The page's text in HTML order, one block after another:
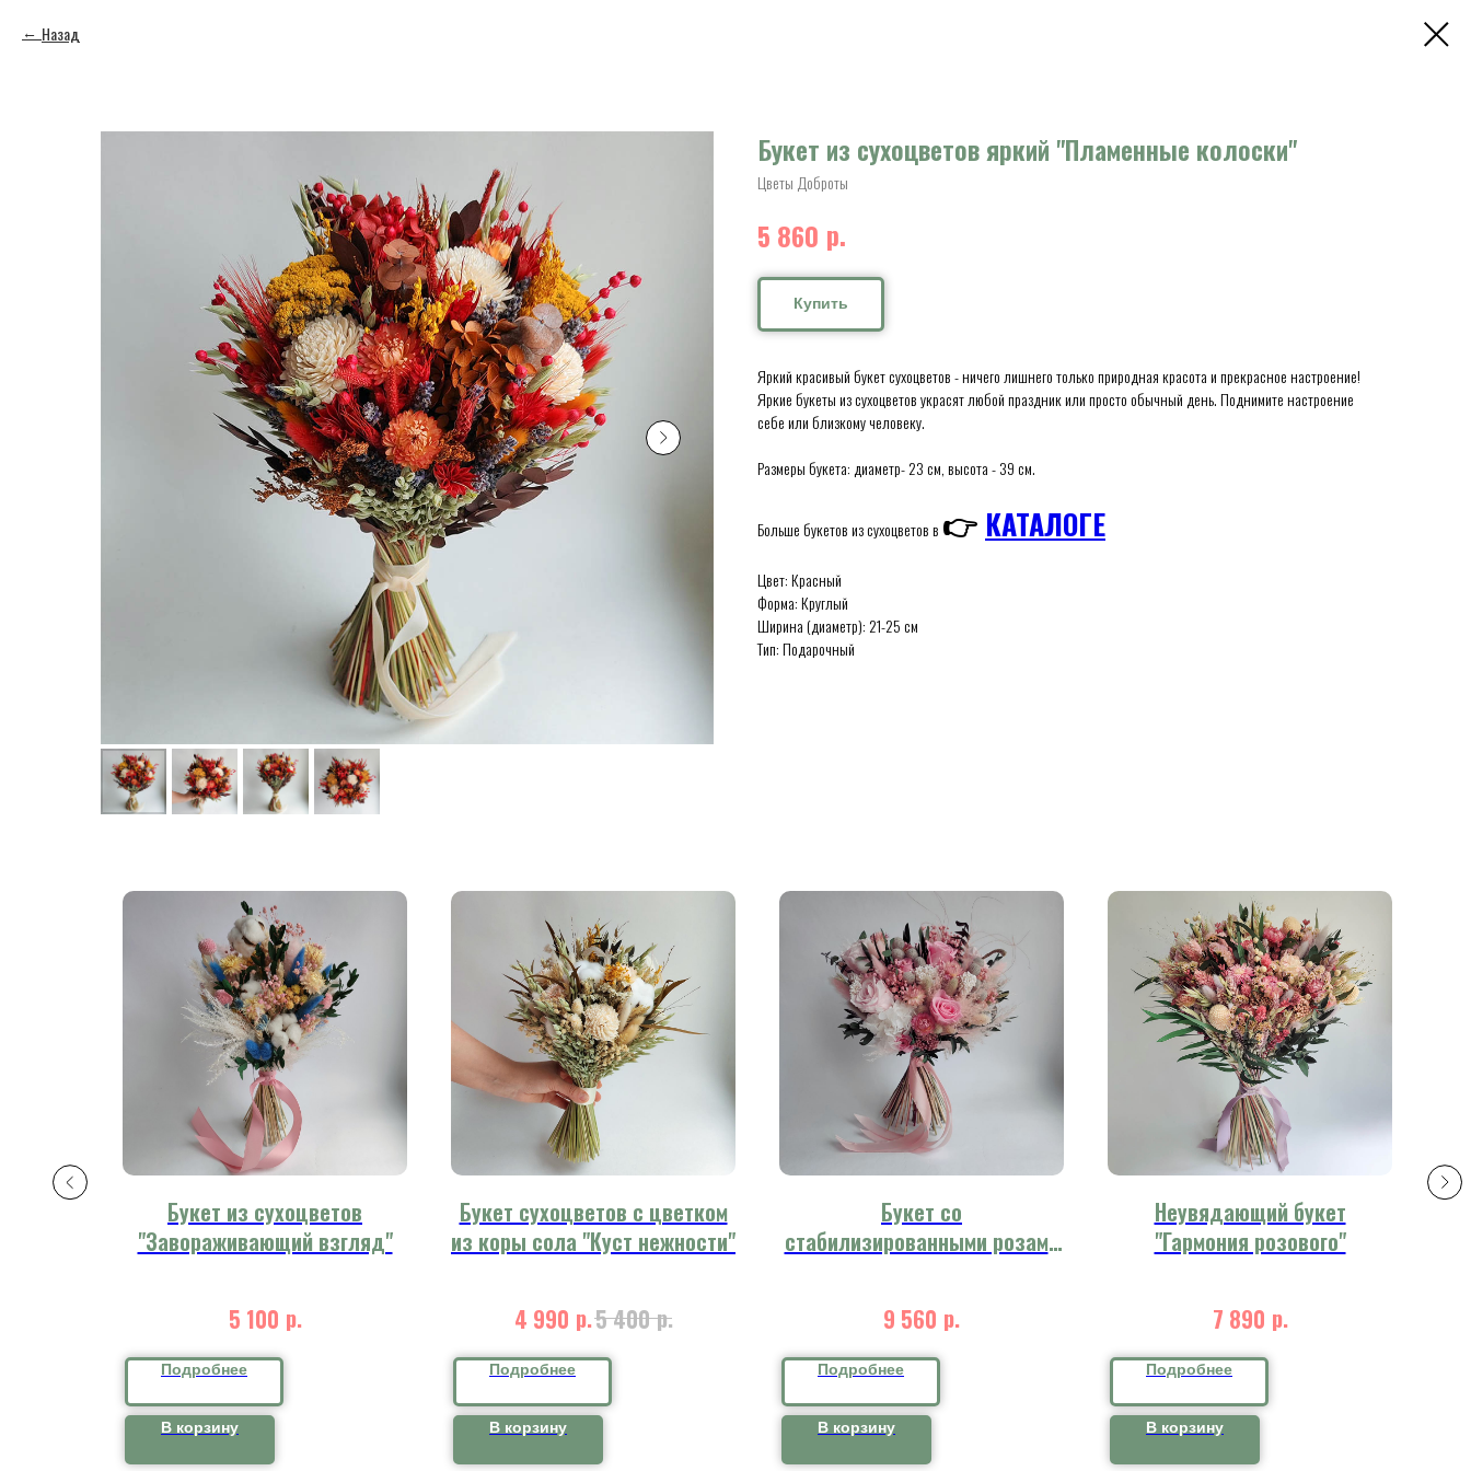
Назад
Букет из сухоцветов яркий "Пламенные колоски"
Цветы Доброты
5 860 р.
Купить
Яркий красивый букет сухоцветов - ничего лишнего только природная красота и прекрасное настроение!
Яркие букеты из сухоцветов украсят любой праздник или просто обычный день. Поднимите настроение
себе или близкому человеку.
Размеры букета: диаметр- 23 см, высота - 39 см.
Больше букетов из сухоцветов в 👉 КАТАЛОГЕ
Цвет: Красный
Форма: Круглый
Ширина (диаметр): 21-25 см
Тип: Подарочный
Букет из сухоцветов
"Завораживающий взгляд"
5 100 р.
Подробнее
В корзину
Букет сухоцветов с цветком
из коры сола "Куст нежности"
4 990 р.5 400 р.
Подробнее
В корзину
Букет со
стабилизированными розами
9 560 р.
Подробнее
В корзину
Неувядающий букет
"Гармония розового"
7 890 р.
Подробнее
В корзину